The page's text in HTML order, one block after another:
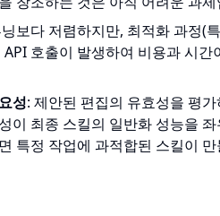
보다 저렴하지만, 최적화 과정(
호출이 발생하여 비용과 시간
성: 제안된 편집의 유효성을 평
이 최종 스킬의 일반화 성능을
특정 작업에 과적합된 스킬이